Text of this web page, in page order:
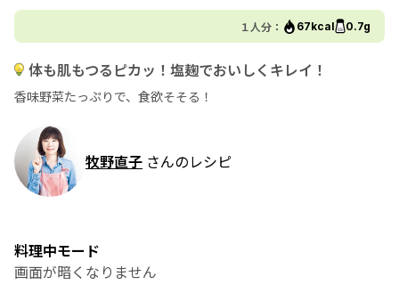
１人分： 67kcal 0.7g
体も肌もつるピカッ！塩麹でおいしくキレイ！
香味野菜たっぷりで、食欲そそる！
牧野直子 さんのレシピ
料理中モード
画面が暗くなりません